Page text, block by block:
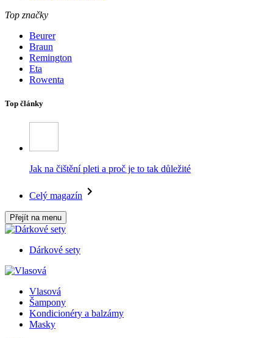
Top značky
Beurer
Braun
Remington
Eta
Rowenta
Top články
Jak na čištění pleti a proč je to tak důležité
Celý magazín
Přejít na menu
Dárkové sety
Vlasová
Šampony
Kondicionéry a balzámy
Masky